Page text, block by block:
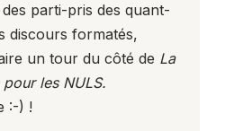
parti-pris des quant-
discours formatés,
un tour du côté de La
les NULS.
:-) !